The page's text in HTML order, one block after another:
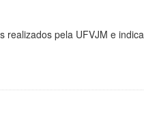
pela UFVJM e